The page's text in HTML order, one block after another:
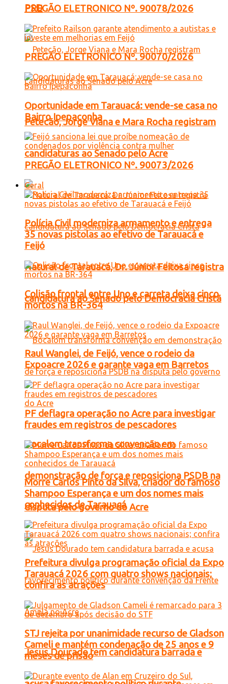
PSD
Petecão, Jorge Viana e Mara Rocha registram
candidaturas ao Senado pelo Acre
Natural de Tarauacá, Dr. Júnior Feitosa registra
candidatura ao Senado pelo Democracia Cristã
Bocalom transforma convenção em
demonstração de força e reposiciona PSDB na
disputa pelo governo do Acre
Jesus Dourado tem candidatura barrada e
PREGÃO ELETRONICO Nº. 90078/2026
PREGÃO ELETRONICO Nº. 90070/2026
Oportunidade em Tarauacá: vende-se casa no
Bairro Ipepaconha
PREGÃO ELETRONICO Nº. 90073/2026
Geral
Polícia Civil moderniza armamento e entrega
35 novas pistolas ao efetivo de Tarauacá e
Feijó
Colisão frontal entre Uno e carreta deixa cinco
mortos na BR-364
Raul Wanglei, de Feijó, vence o rodeio da
Expoacre 2026 e garante vaga em Barretos
PF deflagra operação no Acre para investigar
fraudes em registros de pescadores
Morre Carlos Pinto da Silva, criador do famoso
Shampoo Esperança e um dos nomes mais
conhecidos de Tarauacá
Prefeitura divulga programação oficial da Expo
Tarauacá 2026 com quatro shows nacionais;
confira as atrações
STJ rejeita por unanimidade recurso de Gladson
Cameli e mantém condenação de 25 anos e 9
meses de prisão